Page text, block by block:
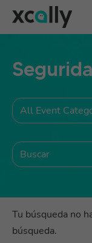
Tu búsqueda no
búsqueda.